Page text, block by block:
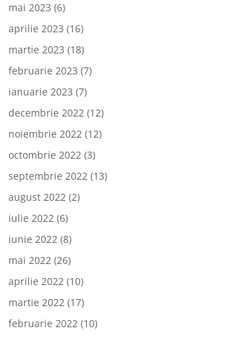
mai 2023 (6)
aprilie 2023 (16)
martie 2023 (18)
februarie 2023 (7)
ianuarie 2023 (7)
decembrie 2022 (12)
noiembrie 2022 (12)
octombrie 2022 (3)
septembrie 2022 (13)
august 2022 (2)
iulie 2022 (6)
iunie 2022 (8)
mai 2022 (26)
aprilie 2022 (10)
martie 2022 (17)
februarie 2022 (10)